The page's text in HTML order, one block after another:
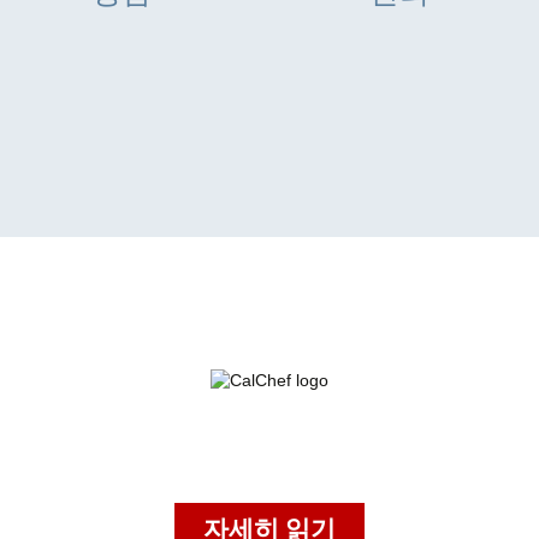
자세히 읽기